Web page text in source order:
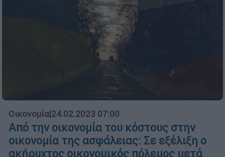
Οικονομία|24.02.2023 07:00
Από την οικονομία του κόστους στην
οικονομία της ασφάλειας: Σε εξέλιξη ο
ακήρυχτος οικονομικός πόλεμος μετά